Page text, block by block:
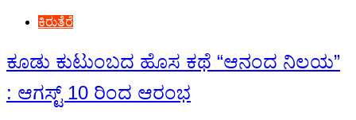
ಕಿರುತೆರೆ
ಕೂಡು ಕುಟುಂಬದ ಹೊಸ ಕಥೆ “ಆನಂದ ನಿಲಯ”
: ಆಗಸ್ಟ್ 10 ರಿಂದ ಆರಂಭ